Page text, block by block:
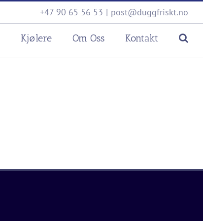
+47 90 65 56 53 | post@duggfriskt.no
Kjølere Om Oss Kontakt